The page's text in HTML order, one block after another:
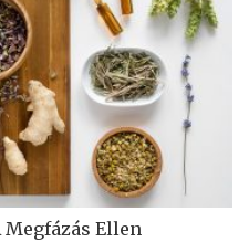
Megfázás Ellen